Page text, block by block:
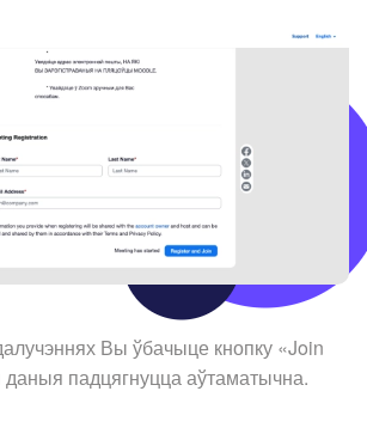
Вы ўбачыце кнопку «Join
падцягнуцца аўтаматычна.